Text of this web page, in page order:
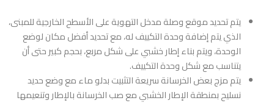
يتم تحديد موقع وصلة مدخل التهوية على الأسطح الخارجية للمبنى،
الذي يتم إضافة وحدة التكييف له، مع تحديد أفضل مكان لوضع
الوحدة، ويتم بناء إطار خشبي على شكل مربع، بحجم كبير حتى أن
يتناسب مع شكل وحدة التكييف.
يتم مزج بعض الخرسانة سريعة التثبيت بدلو ماء مع وضع حديد
نسليح بمنطقة الإطار الخشبي مع صب الخرسانة بالإطار وتنعيمها